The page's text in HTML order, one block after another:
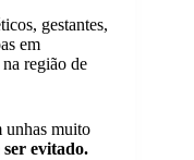
gestantes,
em
região de
unhas muito
ser evitado.